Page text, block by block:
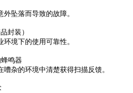
外坠落而导致的故障。
封装）
业环境下的使用可靠性。
鸣器
杂的环境中清楚获得扫描反馈。